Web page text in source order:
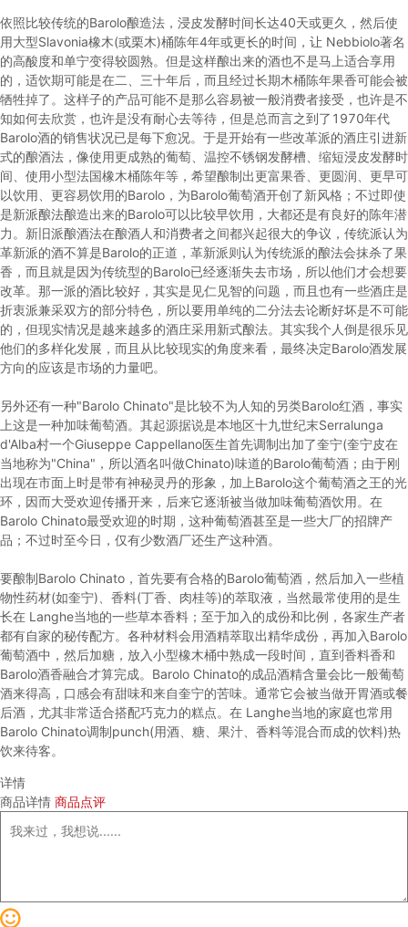
依照比较传统的Barolo酿造法，浸皮发酵时间长达40天或更久，然后使
用大型Slavonia橡木(或栗木)桶陈年4年或更长的时间，让 Nebbiolo著名
的高酸度和单宁变得较圆熟。但是这样酿出来的酒也不是马上适合享用
的，适饮期可能是在二、三十年后，而且经过长期木桶陈年果香可能会被
牺牲掉了。这样子的产品可能不是那么容易被一般消费者接受，也许是不
知如何去欣赏，也许是没有耐心去等待，但是总而言之到了1970年代
Barolo酒的销售状况已是每下愈况。于是开始有一些改革派的酒庄引进新
式的酿酒法，像使用更成熟的葡萄、温控不锈钢发酵槽、缩短浸皮发酵时
间、使用小型法国橡木桶陈年等，希望酿制出更富果香、更圆润、更早可
以饮用、更容易饮用的Barolo，为Barolo葡萄酒开创了新风格；不过即使
是新派酿法酿造出来的Barolo可以比较早饮用，大都还是有良好的陈年潜
力。新旧派酿酒法在酿酒人和消费者之间都兴起很大的争议，传统派认为
革新派的酒不算是Barolo的正道，革新派则认为传统派的酿法会抹杀了果
香，而且就是因为传统型的Barolo已经逐渐失去市场，所以他们才会想要
改革。那一派的酒比较好，其实是见仁见智的问题，而且也有一些酒庄是
折衷派兼采双方的部分特色，所以要用单纯的二分法去论断好坏是不可能
的，但现实情况是越来越多的酒庄采用新式酿法。其实我个人倒是很乐见
他们的多样化发展，而且从比较现实的角度来看，最终决定Barolo酒发展
方向的应该是市场的力量吧。
另外还有一种"Barolo Chinato"是比较不为人知的另类Barolo红酒，事实
上这是一种加味葡萄酒。其起源据说是本地区十九世纪末Serralunga
d'Alba村一个Giuseppe Cappellano医生首先调制出加了奎宁(奎宁皮在
当地称为"China"，所以酒名叫做Chinato)味道的Barolo葡萄酒；由于刚
出现在市面上时是带有神秘灵丹的形象，加上Barolo这个葡萄酒之王的光
环，因而大受欢迎传播开来，后来它逐渐被当做加味葡萄酒饮用。在
Barolo Chinato最受欢迎的时期，这种葡萄酒甚至是一些大厂的招牌产
品；不过时至今日，仅有少数酒厂还生产这种酒。
要酿制Barolo Chinato，首先要有合格的Barolo葡萄酒，然后加入一些植
物性药材(如奎宁)、香料(丁香、肉桂等)的萃取液，当然最常使用的是生
长在 Langhe当地的一些草本香料；至于加入的成份和比例，各家生产者
都有自家的秘传配方。各种材料会用酒精萃取出精华成份，再加入Barolo
葡萄酒中，然后加糖，放入小型橡木桶中熟成一段时间，直到香料香和
Barolo酒香融合才算完成。Barolo Chinato的成品酒精含量会比一般葡萄
酒来得高，口感会有甜味和来自奎宁的苦味。通常它会被当做开胃酒或餐
后酒，尤其非常适合搭配巧克力的糕点。在 Langhe当地的家庭也常用
Barolo Chinato调制punch(用酒、糖、果汁、香料等混合而成的饮料)热
饮来待客。
详情
商品详情 商品点评